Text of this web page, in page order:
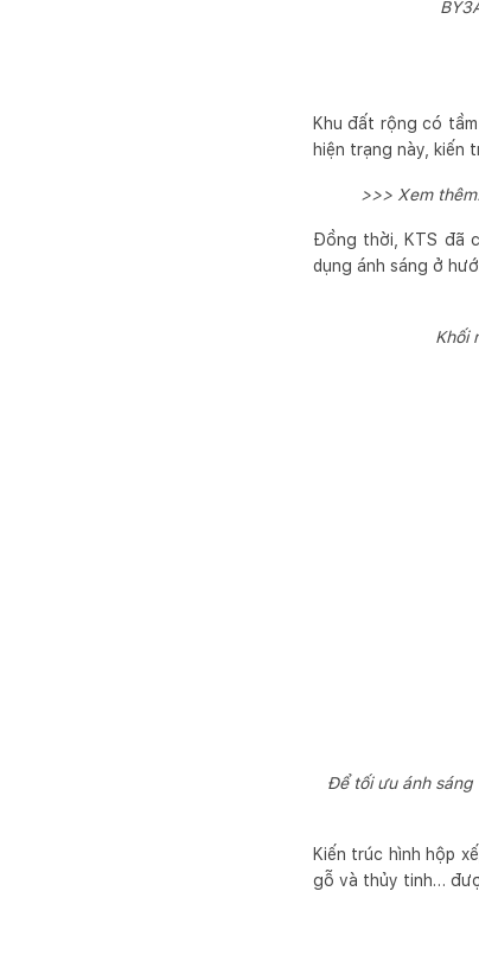
Khu đất rộng có
hiện trạng này, kiến
>>> Xem
Đồng thời, KTS đã
dụng ánh sáng ở
Khối
Để tối ưu ánh
Kiến trúc hình hộp
gỗ và thủy tinh…